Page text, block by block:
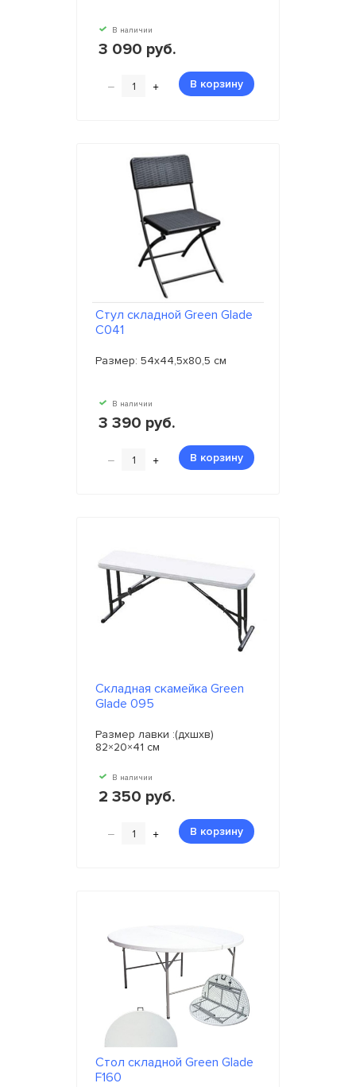
В наличии
3 090 руб.
– + В корзину
Стул складной Green Glade
C041
Размер: 54х44,5х80,5 см
В наличии
3 390 руб.
– + В корзину
Складная скамейка Green
Glade 095
Размер лавки :(дхшхв)
82×20×41 см
В наличии
2 350 руб.
– + В корзину
Стол складной Green Glade
F160